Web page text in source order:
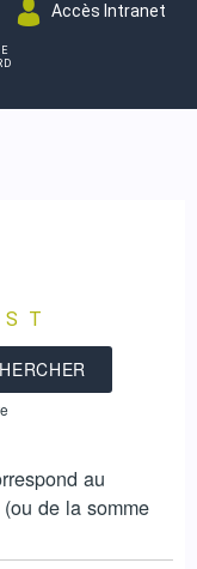
Accès Intranet
S T
au
de la somme